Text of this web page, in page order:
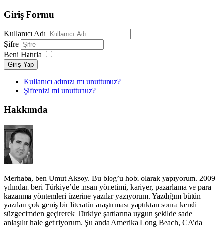
Giriş Formu
Kullanıcı Adı
Şifre
Beni Hatırla
Giriş Yap
Kullanıcı adınızı mı unuttunuz?
Şifrenizi mi unuttunuz?
Hakkımda
Merhaba, ben Umut Aksoy. Bu blog’u hobi olarak yapıyorum. 2009
yılından beri Türkiye’de insan yönetimi, kariyer, pazarlama ve para
kazanma yöntemleri üzerine yazılar yazıyorum. Yazdığım bütün
yazıları çok geniş bir literatür araştırması yaptıktan sonra kendi
süzgecimden geçirerek Türkiye şartlarına uygun şekilde sade
anlaşılır hale getiriyorum. Şu anda Amerika Long Beach, CA’da